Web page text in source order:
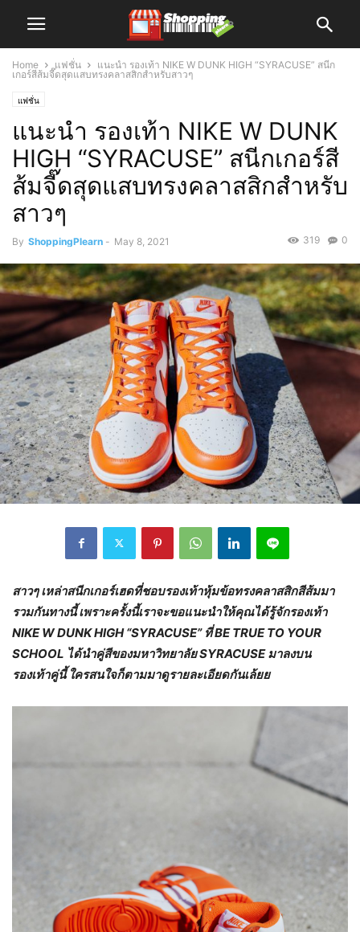
Home แฟชั่น
แนะนำ รองเท้า NIKE W DUNK HIGH “SYRACUSE” สนีก
เกอร์สีส้มจี๊ดสุดแสบทรงคลาสสิกสำหรับสาวๆ
แฟชั่น
แนะนำ รองเท้า NIKE W DUNK
HIGH “SYRACUSE” สนีกเกอร์สี
ส้มจี๊ดสุดแสบทรงคลาสสิกสำหรับ
สาวๆ
By ShoppingPlearn - May 8, 2021 0
319
สาวๆ เหล่าสนีกเกอร์เฮดที่ชอบรองเท้าหุ้มข้อทรงคลาสสิกสีส้มมา
รวมกันทางนี้ เพราะครั้งนี้เราจะขอแนะนำให้คุณได้รู้จักรองเท้า
NIKE W DUNK HIGH “SYRACUSE” ที่ BE TRUE TO YOUR
SCHOOL ได้นำคู่สีของมหาวิทยาลัย SYRACUSE มาลงบน
รองเท้าคู่นี้ ใครสนใจก็ตามมาดูรายละเอียดกันเล้ยย